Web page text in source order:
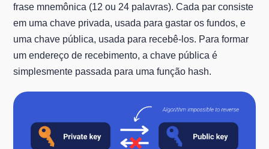
frase mnemônica (12 ou 24 palavras). Cada par consiste
em uma chave privada, usada para gastar os fundos, e
uma chave pública, usada para recebê-los. Para formar
um endereço de recebimento, a chave pública é
simplesmente passada para uma função hash.